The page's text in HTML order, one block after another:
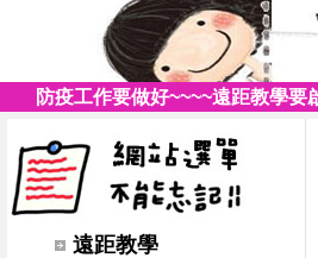
防疫工作要做好~~~~遠距教學要
遠距教學